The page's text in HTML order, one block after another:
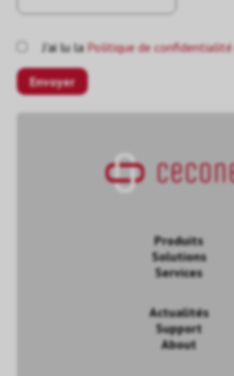
J'ai lu laPolitique de confidentialité
Produits
Solutions
Services
Actualités
Support
About